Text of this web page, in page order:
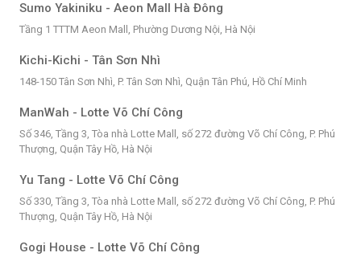
Sumo Yakiniku - Aeon Mall Hà Đông
Tầng 1 TTTM Aeon Mall, Phường Dương Nội, Hà Nội
Kichi-Kichi - Tân Sơn Nhì
148-150 Tân Sơn Nhì, P. Tân Sơn Nhì, Quận Tân Phú, Hồ Chí Minh
ManWah - Lotte Võ Chí Công
Số 346, Tầng 3, Tòa nhà Lotte Mall, số 272 đường Võ Chí Công, P. Phú
Thượng, Quận Tây Hồ, Hà Nội
Yu Tang - Lotte Võ Chí Công
Số 330, Tầng 3, Tòa nhà Lotte Mall, số 272 đường Võ Chí Công, P. Phú
Thượng, Quận Tây Hồ, Hà Nội
Gogi House - Lotte Võ Chí Công